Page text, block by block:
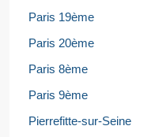
Paris 19ème
Paris 20ème
Paris 8ème
Paris 9ème
Pierrefitte-sur-Seine